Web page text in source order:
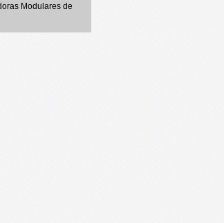
Modulares de